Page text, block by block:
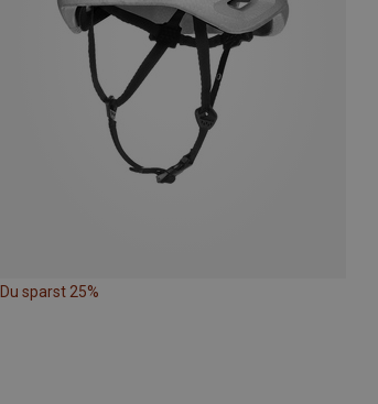
Du sparst 25%